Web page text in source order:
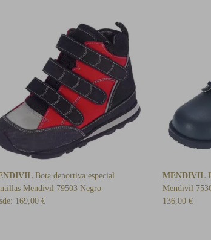
Bota deportiva especial
Mendivil 79503 Negro
169,00 €
MENDIVIL
Mendivil
136,00 €